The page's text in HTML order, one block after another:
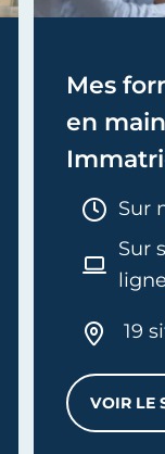
EN MAIN -
Mes
en
Sur
Sur
19
VOIR LE